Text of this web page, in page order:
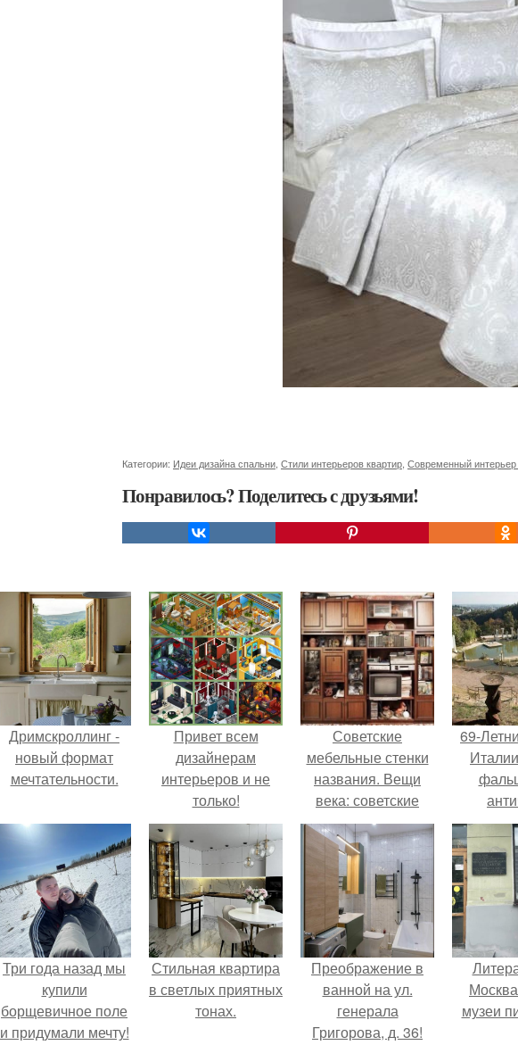
Категории: Идеи дизайна спальни Стили интерьеров квартир Современный интерьер
Понравилось? Поделитесь с друзьями!
Дримскроллинг -
новый формат
мечтательности.
Привет всем
дизайнерам
интерьеров и не
только!
Советские
мебельные стенки
названия. Вещи
века: советские
стенки 80-х.
69-
успешно
его за
Три года назад мы
купили
борщевичное поле
и придумали мечту!
Стильная квартира
в светлых приятных
тонах.
Преображение в
ванной на ул.
генерала
Григорова, д. 36!
музеи